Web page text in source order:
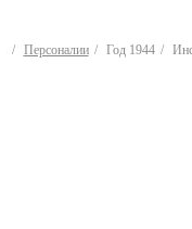
Персоналии Год 1944